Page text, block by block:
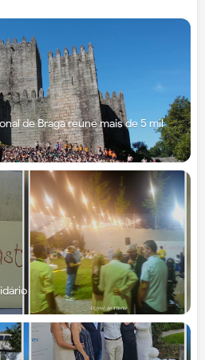
de Braga reúne mais de 5 mil